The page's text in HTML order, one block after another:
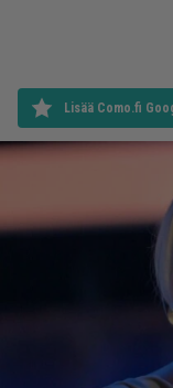
Lisää Como.fi